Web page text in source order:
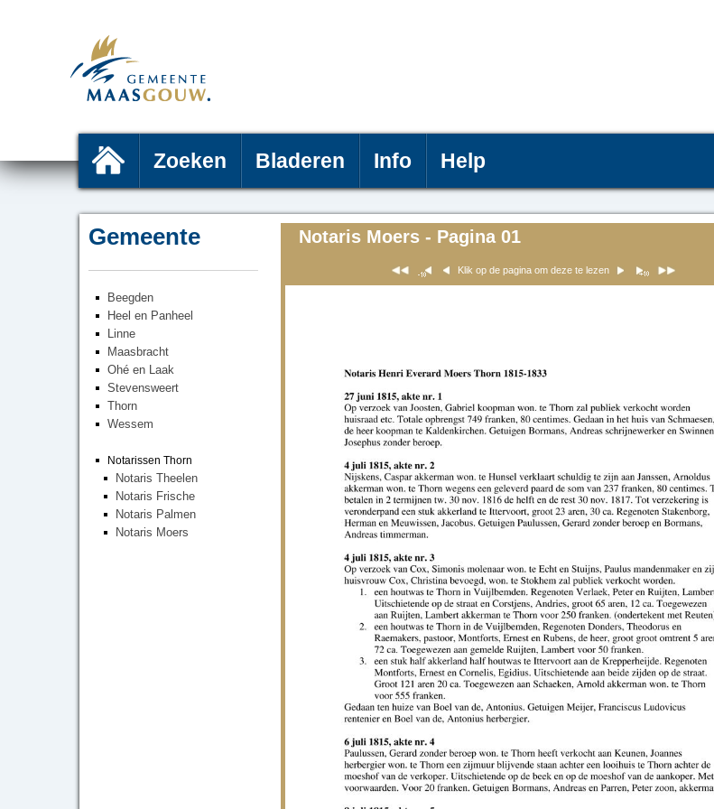
Zoeken Bladeren Info Help
Gemeente
Beegden
Heel en Panheel
Linne
Maasbracht
Ohé en Laak
Stevensweert
Thorn
Wessem
Notarissen Thorn
Notaris Theelen
Notaris Frische
Notaris Palmen
Notaris Moers
Notaris Moers - Pagina 01
Klik op de pagina om deze te lezen